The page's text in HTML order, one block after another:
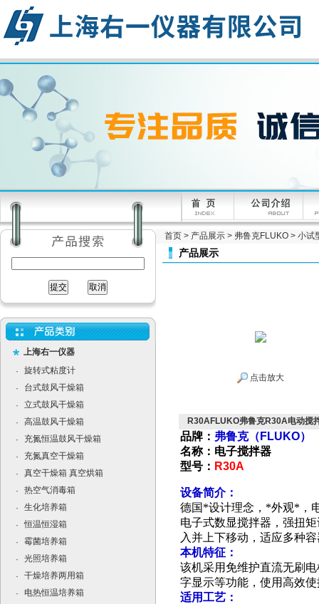
上海右一仪器
·
旋转式粘度计
·
台式鼓风干燥箱
·
立式鼓风干燥箱
·
高温鼓风干燥箱
·
充氮恒温鼓风干燥箱
·
充氮真空干燥箱
·
真空干燥箱 真空烘箱
·
热空气消毒箱
·
生化培养箱
·
恒温恒湿箱
·
霉菌培养箱
·
光照培养箱
·
干燥培养两用箱
·
电热恒温培养箱
首页 > 产品展示 > 弗鲁克FLUKO > 小试
产品展示
点击放大
R30AFLUKO弗鲁克R30A电动搅
品牌： 弗鲁克（FLUKO）
名称：电子搅拌器
型号： R30A
设备简介：
德国*设计理念，*外观*，
电子式数显搅拌器，强扭
入并上下移动，适应多种
本机特征：
该机采用免维护直流无刷
字显示等功能，使用高效使
适用工艺：